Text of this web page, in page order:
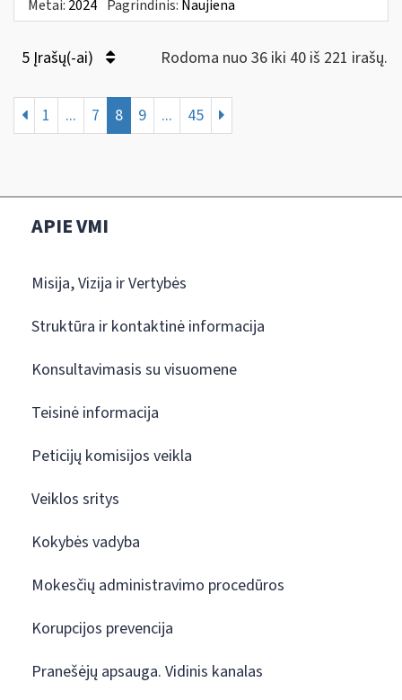
Metai: 2024 Pagrindinis: Naujiena
5 Įrašų(-ai) Rodoma nuo 36 iki 40 iš 221 irašų.
1 ... 7 8 9 ... 45
APIE VMI
Misija, Vizija ir Vertybės
Struktūra ir kontaktinė informacija
Konsultavimasis su visuomene
Teisinė informacija
Peticijų komisijos veikla
Veiklos sritys
Kokybės vadyba
Mokesčių administravimo procedūros
Korupcijos prevencija
Pranešėjų apsauga. Vidinis kanalas